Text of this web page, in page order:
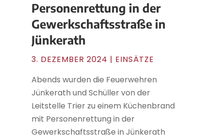
Personenrettung in der
Gewerkschaftsstraße in
Jünkerath
3. DEZEMBER 2024 | EINSÄTZE
Abends wurden die Feuerwehren
Jünkerath und Schüller von der
Leitstelle Trier zu einem Küchenbrand
mit Personenrettung in der
Gewerkschaftsstraße in Jünkerath